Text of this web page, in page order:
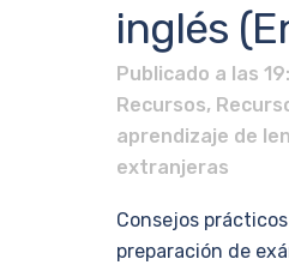
inglés
Publicado a las
Recursos,
aprendizaje de
extranjeras
Consejos
preparación de